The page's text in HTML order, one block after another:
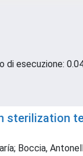
di esecuzione:
sterilization
Boccia,